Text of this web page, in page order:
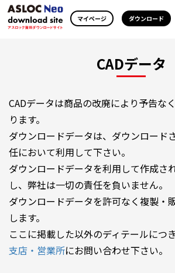
マイページ ダウンロード
CADデータ
CADデータは商品の改廃により予告な
ります。
ダウンロードデータは、ダウンロード
任において利用して下さい。
ダウンロードデータを利用して作成さ
し、弊社は一切の責任を負いません。
ダウンロードデータを許可なく複製・
します。
ここに掲載した以外のディテールにつ
支店・営業所にお問い合わせ下さい。